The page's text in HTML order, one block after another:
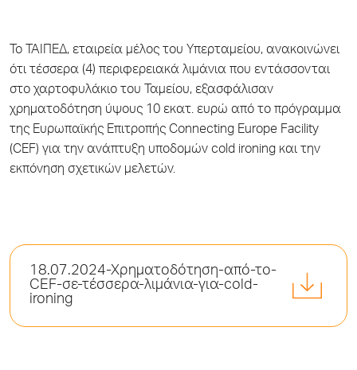
Το ΤΑΙΠΕΔ, εταιρεία μέλος του Υπερταμείου, ανακοινώνει
ότι τέσσερα (4) περιφερειακά λιμάνια που εντάσσονται
στο χαρτοφυλάκιο του Ταμείου, εξασφάλισαν
χρηματοδότηση ύψους 10 εκατ. ευρώ από το πρόγραμμα
της Ευρωπαϊκής Επιτροπής Connecting Europe Facility
(CEF) για την ανάπτυξη υποδομών cold ironing και την
εκπόνηση σχετικών μελετών.
18.07.2024-Χρηματοδότηση-από-το-
CEF-σε-τέσσερα-λιμάνια-για-cold-
ironing